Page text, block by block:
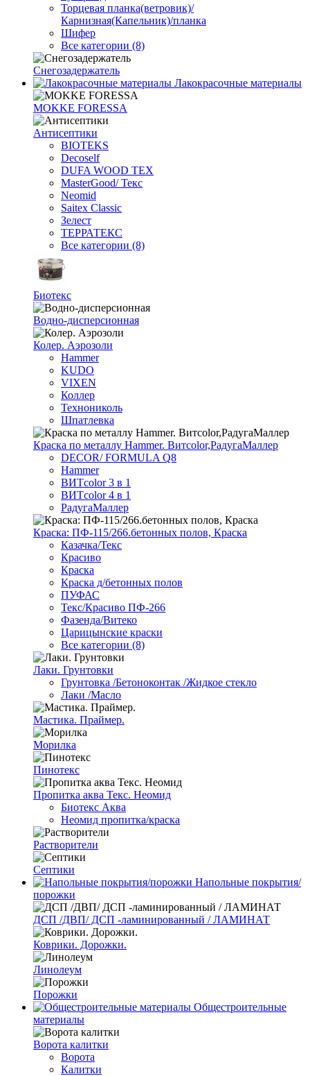
Торцевая планка(ветровик)/
Карнизная(Капельник)/планка
Шифер
Все категории (8)
Снегозадержатель
Лакокрасочные материалы
MOKKE FORESSA
Антисептики
BIOTEKS
Decoself
DUFA WOOD TEX
MasterGood/ Текс
Neomid
Saitex Classic
Зелест
ТЕРРАТЕКС
Все категории (8)
Биотекс
Водно-дисперсионная
Колер. Аэрозоли
Hammer
KUDO
VIXEN
Коллер
Технониколь
Шпатлевка
Краска по металлу Hammer. Витcolor,РадугаМаллер
DECOR/ FORMULA Q8
Hammer
ВИТcolor 3 в 1
ВИТcolor 4 в 1
РадугаМаллер
Краска: ПФ-115/266.бетонных полов, Краска
Казачка/Текс
Красиво
Краска
Краска д/бетонных полов
ПУФАС
Текс/Красиво ПФ-266
Фазенда/Витеко
Царицынские краски
Все категории (8)
Лаки. Грунтовки
Грунтовка /Бетоноконтак /Жидкое стекло
Лаки /Масло
Мастика. Праймер.
Морилка
Пинотекс
Пропитка аква Текс. Неомид
Биотекс Аква
Неомид пропитка/краска
Растворители
Септики
Напольные покрытия/
порожки
ДСП /ДВП/ ДСП -ламинированный / ЛАМИНАТ
Коврики. Дорожки.
Линолеум
Порожки
Общестроительные
материалы
Ворота калитки
Ворота
Калитки